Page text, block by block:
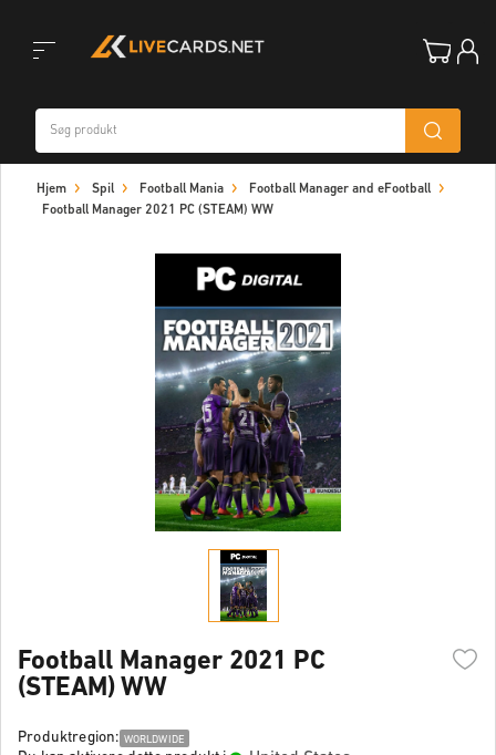
navigation
Hjem Spil Football Mania
Football Manager and eFootball
Football Manager 2021 PC (STEAM) WW
Football Manager 2021 PC
(STEAM) WW
Produktregion: WORLDWIDE